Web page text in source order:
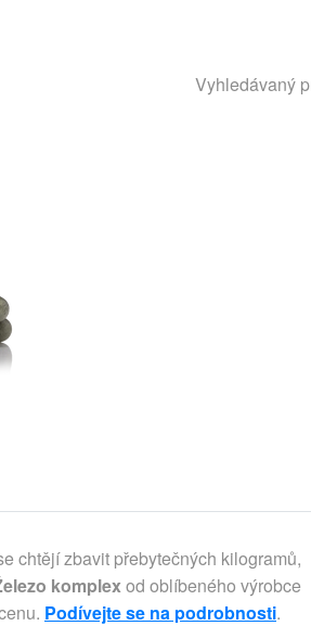
Vyhledávaný
chtějí zbavit přebytečných kilogramů,
komplexod oblíbeného výrobce
Podívejte se na podrobnosti.